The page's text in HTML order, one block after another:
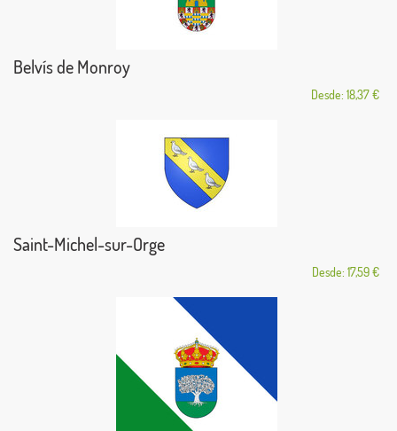
Belvís de Monroy
Desde: 18,37 €
Saint-Michel-sur-Orge
Desde: 17,59 €